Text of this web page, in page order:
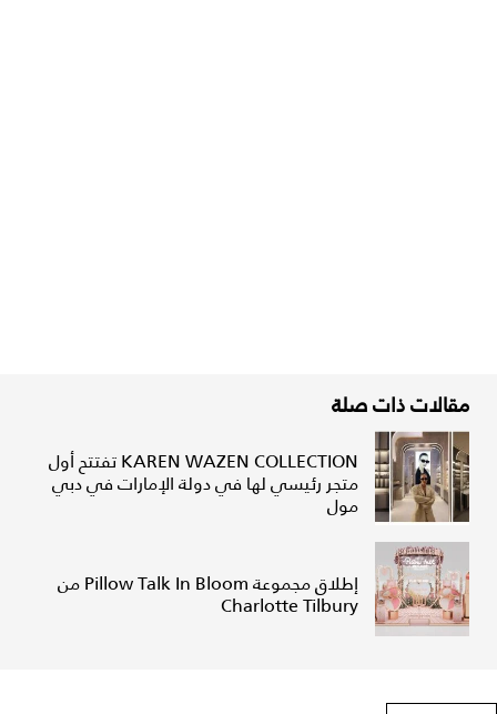
مقالات ذات صلة
KAREN WAZEN COLLECTION تفتتح أول
متجر رئيسي لها في دولة الإمارات في دبي
مول
إطلاق مجموعة Pillow Talk In Bloom من
Charlotte Tilbury